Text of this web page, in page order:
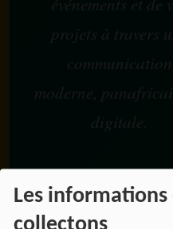
Les informations
projets à travers
communication
moderne,
digitale.